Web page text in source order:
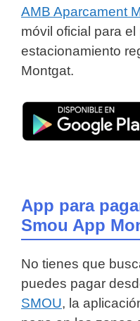
AMB Aparcament
móvil oficial para
estacionamiento
Montgat.
App para
Smou App
No tienes que
puedes pagar
SMOU, la